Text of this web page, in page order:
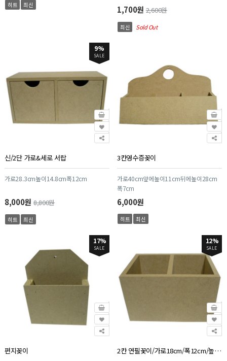
히트 최신 1,700원2,600원
최신 Sold Out
9%
SALE
신/2단 가로&세로 서랍
가로28.3cm높이14.8cm폭12cm
8,000원 8,800원
히트 최신
3칸영수증꽂이
가로40cm앞에높이11cm뒤에높이28cm
폭7cm
6,000원
히트 최신
17%
SALE
편지꽂이
12%
SALE
2칸 연필꽃이/가로18cm/폭12cm/높이11cm/두께0.9cm